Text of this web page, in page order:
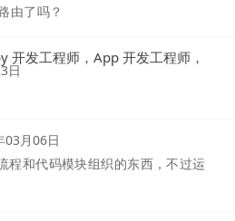
由了吗？
开发工程师，App 开发工程师，
日
03月06日
程和代码模块组织的东西，不过运